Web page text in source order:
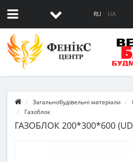
RU UA
Загальнобудівельні матеріали
Газоблок
ГАЗОБЛОК 200*300*600